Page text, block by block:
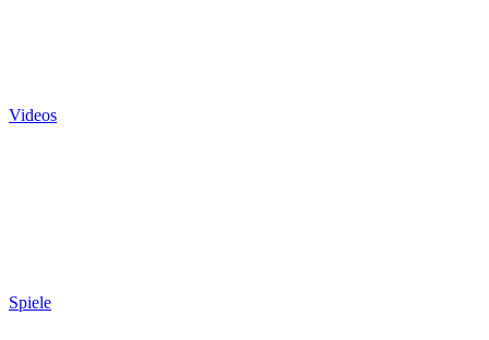
Videos
Spiele